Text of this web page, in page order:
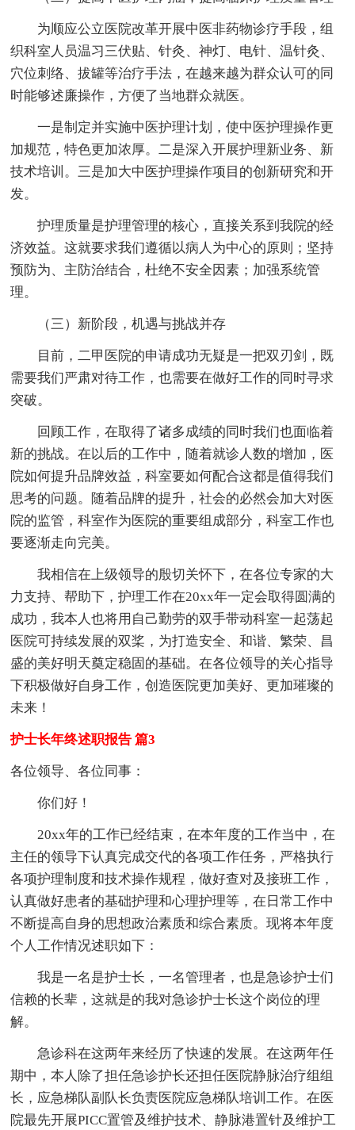
为顺应公立医院改革开展中医非药物诊疗手段，组
织科室人员温习三伏贴、针灸、神灯、电针、温针灸、
穴位刺络、拔罐等治疗手法，在越来越为群众认可的同
时能够述廉操作，方便了当地群众就医。
一是制定并实施中医护理计划，使中医护理操作更
加规范，特色更加浓厚。二是深入开展护理新业务、新
技术培训。三是加大中医护理操作项目的创新研究和开
发。
护理质量是护理管理的核心，直接关系到我院的经
济效益。这就要求我们遵循以病人为中心的原则；坚持
预防为、主防治结合，杜绝不安全因素；加强系统管
理。
（三）新阶段，机遇与挑战并存
目前，二甲医院的申请成功无疑是一把双刃剑，既
需要我们严肃对待工作，也需要在做好工作的同时寻求
突破。
回顾工作，在取得了诸多成绩的同时我们也面临着
新的挑战。在以后的工作中，随着就诊人数的增加，医
院如何提升品牌效益，科室要如何配合这都是值得我们
思考的问题。随着品牌的提升，社会的必然会加大对医
院的监管，科室作为医院的重要组成部分，科室工作也
要逐渐走向完美。
我相信在上级领导的殷切关怀下，在各位专家的大
力支持、帮助下，护理工作在20xx年一定会取得圆满的
成功，我本人也将用自己勤劳的双手带动科室一起荡起
医院可持续发展的双桨，为打造安全、和谐、繁荣、昌
盛的美好明天奠定稳固的基础。在各位领导的关心指导
下积极做好自身工作，创造医院更加美好、更加璀璨的
未来！
护士长年终述职报告 篇3
各位领导、各位同事：
你们好！
20xx年的工作已经结束，在本年度的工作当中，在
主任的领导下认真完成交代的各项工作任务，严格执行
各项护理制度和技术操作规程，做好查对及接班工作，
认真做好患者的基础护理和心理护理等，在日常工作中
不断提高自身的思想政治素质和综合素质。现将本年度
个人工作情况述职如下：
我是一名是护士长，一名管理者，也是急诊护士们
信赖的长辈，这就是的我对急诊护士长这个岗位的理
解。
急诊科在这两年来经历了快速的发展。在这两年任
期中，本人除了担任急诊护长还担任医院静脉治疗组组
长，应急梯队副队长负责医院应急梯队培训工作。在医
院最先开展PICC置管及维护技术、静脉港置针及维护工